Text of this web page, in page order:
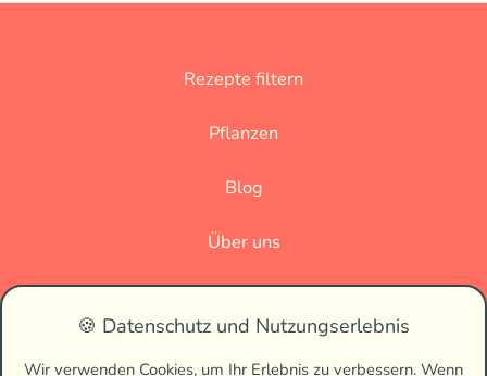
🍪 Datenschutz und Nutzungserlebnis
Wir verwenden Cookies, um Ihr Erlebnis zu verbessern. Wenn
Rezepte filtern
Pflanzen
Blog
Über uns